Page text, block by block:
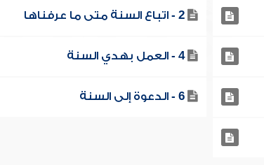
2 - اتباع السنة متى ما عرفناها
4 - العمل بهدي السنة
6 - الدعوة إلى السنة